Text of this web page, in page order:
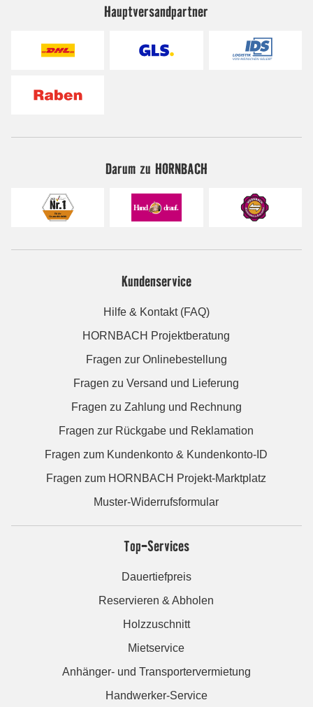
Hauptversandpartner
Darum zu HORNBACH
Kundenservice
Hilfe & Kontakt (FAQ)
HORNBACH Projektberatung
Fragen zur Onlinebestellung
Fragen zu Versand und Lieferung
Fragen zu Zahlung und Rechnung
Fragen zur Rückgabe und Reklamation
Fragen zum Kundenkonto & Kundenkonto-ID
Fragen zum HORNBACH Projekt-Marktplatz
Muster-Widerrufsformular
Top-Services
Dauertiefpreis
Reservieren & Abholen
Holzzuschnitt
Mietservice
Anhänger- und Transportervermietung
Handwerker-Service